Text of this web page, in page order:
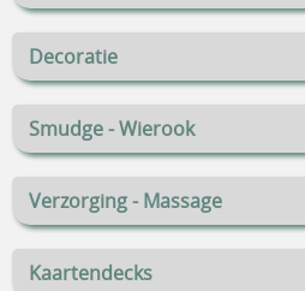
Decoratie
Smudge - Wierook
Verzorging - Massage
Kaartendecks